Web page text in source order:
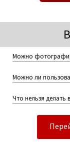
Можно
Можно ли
Что нельзя делать